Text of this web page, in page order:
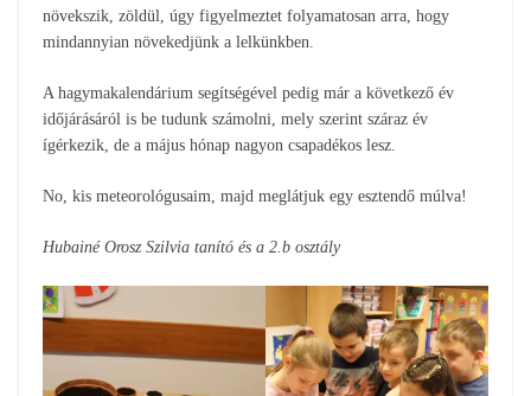
növekszik, zöldül, úgy figyelmeztet folyamatosan arra, hogy
mindannyian növekedjünk a lelkünkben.
A hagymakalendárium segítségével pedig már a következő év
időjárásáról is be tudunk számolni, mely szerint száraz év
ígérkezik, de a május hónap nagyon csapadékos lesz.
No, kis meteorológusaim, majd meglátjuk egy esztendő múlva!
Hubainé Orosz Szilvia tanító és a 2.b osztály